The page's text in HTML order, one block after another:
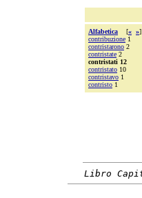
Alfabetica [« »]
contribuzione 1
contristarono 2
contristate 2
contristati 12
contristato 10
contristavo 1
contristo 1
Libro